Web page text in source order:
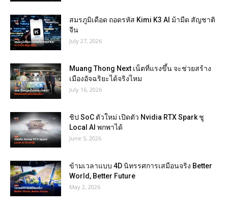
สมรภูมิเดือด ถอดรหัส Kimi K3 AI ม้ามืด สัญชาติ
จีน
July 27, 2026
Muang Thong Next เน็ตที่แรงขึ้น จะช่วยสร้าง
เมืองอัจฉริยะได้จริงไหม
July 16, 2026
ชิป SoC ตัวใหม่ เปิดตัว Nvidia RTX Spark ชู
Local AI พกพาได้
June 5, 2026
ข้ามเวลาแบบ 4D นิทรรศการเสมือนจริง Better
World, Better Future
May 2, 2026